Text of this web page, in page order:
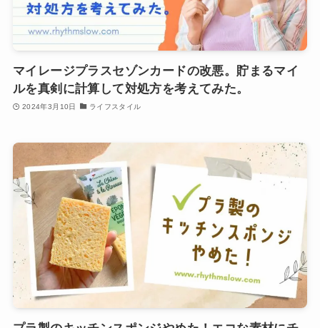
マイレージプラスセゾンカードの改悪。貯まるマイ
ルを真剣に計算して対処方を考えてみた。
2024年3月10日 ライフスタイル